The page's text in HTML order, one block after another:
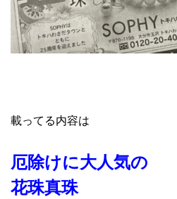
載ってる内容は
厄除けに大人気の
花珠真珠